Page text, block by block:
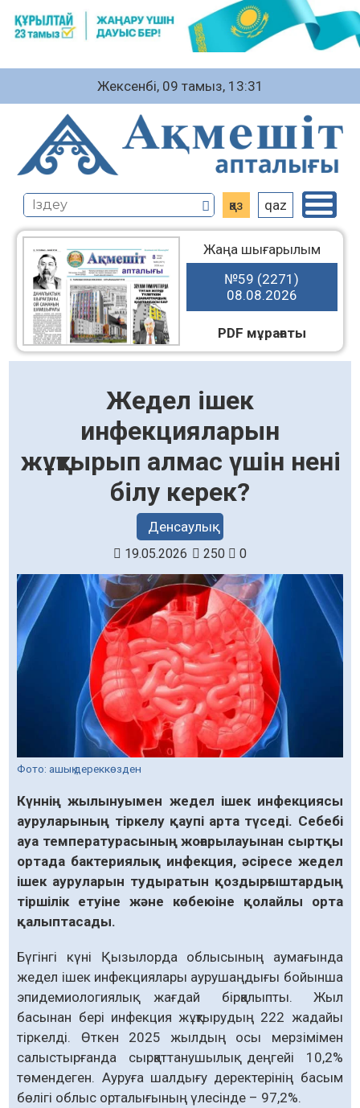
Жексенбі, 09 тамыз, 13:31
қаз qaz
Жаңа шығарылым
№59 (2271)
08.08.2026
PDF мұрағаты
Жедел ішек
инфекцияларын
жұқтырып алмас үшін нені
білу керек?
Денсаулық
19.05.2026 250 0
Фото: ашық дереккөзден
Күннің жылынуымен жедел ішек инфекциясы
ауруларының тіркелу қаупі арта түседі. Себебі
ауа температурасының жоғарылауынан сыртқы
ортада бактериялық инфекция, әсіресе жедел
ішек ауруларын тудыратын қоздырғыштардың
тіршілік етуіне және көбеюіне қолайлы орта
қалыптасады.
Бүгінгі күні Қызылорда облысының аумағында
жедел ішек инфекциялары аурушаңдығы бойынша
эпидемиологиялық жағдай бірқалыпты. Жыл
басынан бері инфекция жұқтырудың 222 жадайы
тіркелді. Өткен 2025 жылдың осы мерзімімен
салыстырғанда сырқаттанушылық деңгейі 10,2%
төмендеген. Ауруға шалдығу деректерінің басым
бөлігі облыс орталығының үлесінде – 97,2%.